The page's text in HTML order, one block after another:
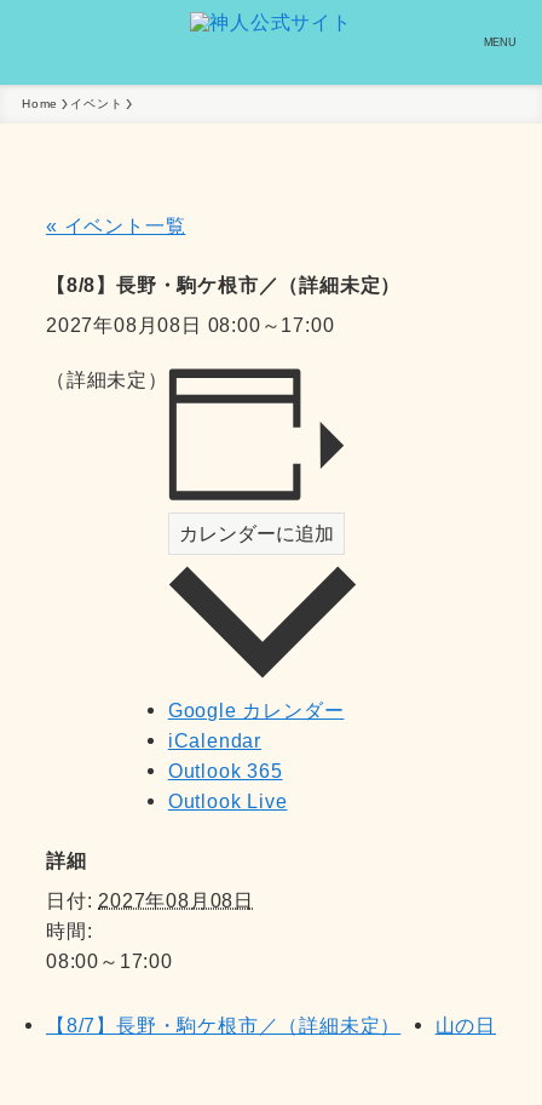
MENU
Home イベント
« イベント一覧
【8/8】長野・駒ケ根市／（詳細未定）
2027年08月08日 08:00 ～ 17:00
（詳細未定）
カレンダーに追加
Google カレンダー
iCalendar
Outlook 365
Outlook Live
詳細
日付: 2027年08月08日
時間:
08:00～17:00
【8/7】長野・駒ケ根市／（詳細未定） 山の日